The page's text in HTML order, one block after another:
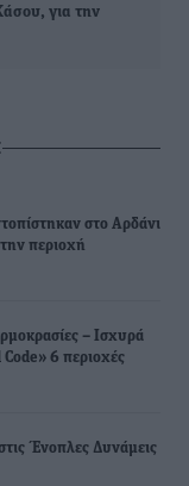
για την
στο Αρδάνι
περιοχή
– Ισχυρά
6 περιοχές
Ένοπλες Δυνάμεις